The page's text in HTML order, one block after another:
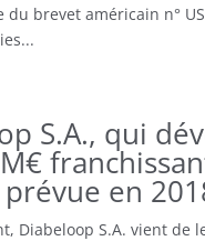
brevet américain n°
S.A., qui
en
Diabeloop S.A. vient de